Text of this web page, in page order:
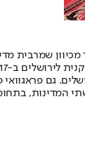
שמרבית
קיווה ראש הממשלה
גם
המדינות,